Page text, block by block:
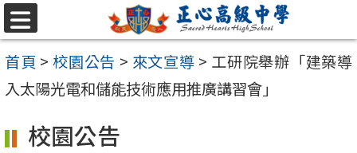
跳至主要內容區
選
單
首頁 > 校園公告 > 來文宣導 > 工研院舉辦「建築導
入太陽光電和儲能技術應用推廣講習會」
校園公告